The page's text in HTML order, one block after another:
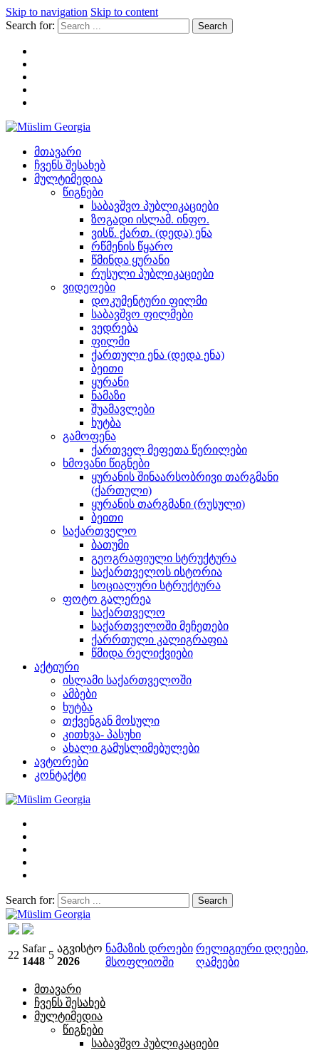
Skip to navigation Skip to content
Search for:
Müslim Georgia
მთავარი
ჩვენს შესახებ
მულტიმედია
წიგნები
საბავშვო პუბლიკაციები
ზოგადი ისლამ. ინფო.
ვისწ. ქართ. (დედა) ენა
რწმენის წყარო
წმინდა ყურანი
რუსული პუბლიკაციები
ვიდეოები
დოკუმენტური ფილმი
საბავშვო ფილმები
ვედრება
ფილმი
ქართული ენა (დედა ენა)
ბეითი
ყურანი
ნამაზი
შუამავლები
ხუტბა
გამოფენა
ქართველ მეფეთა წერილები
ხმოვანი წიგნები
ყურანის შინაარსობრივი თარგმანი
(ქართული)
ყურანის თარგმანი (რუსული)
ბეითი
საქართველო
ბათუმი
გეოგრაფიული სტრუქტურა
საქართველოს ისტორია
სოციალური სტრუქტურა
ფოტო გალერეა
საქართველო
საქართველოში მეჩეთები
ქარრთული კალიგრაფია
წმიდა რელიქვიები
აქტიური
ისლამი საქართველოში
ამბები
ხუტბა
თქვენგან მოსული
კითხვა- პასუხი
ახალი გამუსლიმებულები
ავტორები
კონტაქტი
Search for:
Müslim Georgia
22
Safar
1448
5
აგვისტო
2026
ნამაზის დროები
მსოფლიოში
რელიგიური დღეები,
ღამეები
მთავარი
ჩვენს შესახებ
მულტიმედია
წიგნები
საბავშვო პუბლიკაციები